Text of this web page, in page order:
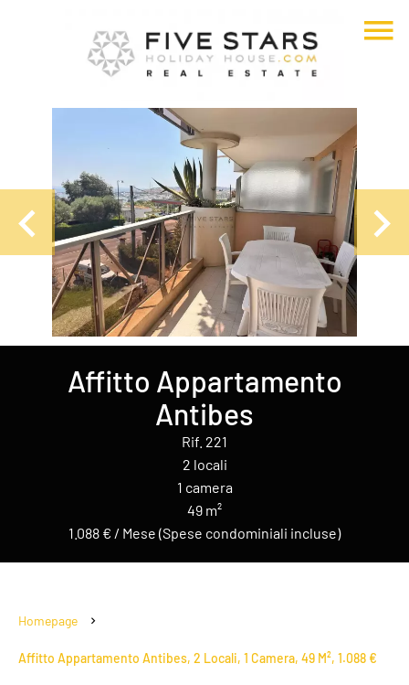
Affitto Appartamento
Antibes
Rif. 221
2 locali
1 camera
49 m²
1.088 € / Mese (Spese condominiali incluse)
Homepage
Affitto Appartamento Antibes, 2 Locali, 1 Camera, 49 M², 1.088 €